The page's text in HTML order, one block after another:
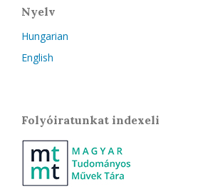
Nyelv
Hungarian
English
Folyóiratunkat indexeli